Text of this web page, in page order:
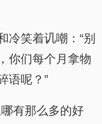
冷笑着讥嘲：“别
你们每个月拿物
语呢？”
有那么多的好